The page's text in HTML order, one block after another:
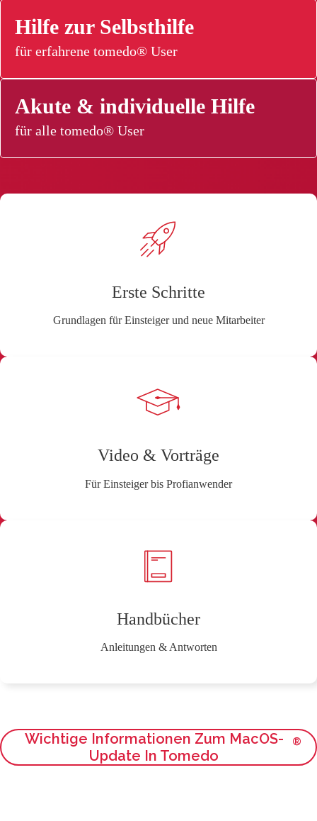
Hilfe zur Selbsthilfe
für erfahrene tomedo® User
Akute & individuelle Hilfe
für alle tomedo® User
Erste Schritte
Grundlagen für Einsteiger und neue Mitarbeiter
Video & Vorträge
Für Einsteiger bis Profianwender
Handbücher
Anleitungen & Antworten
Wichtige Informationen Zum MacOS-
Update In Tomedo
®